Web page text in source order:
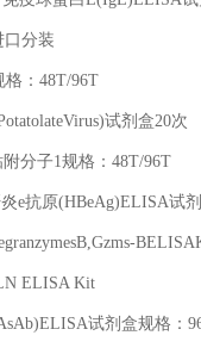
口分装
格： 48T/96T
试剂盒20次
附分子1规格： 48T/96T
e抗原(HBeAg)ELISA试
ELISA Kit
试剂盒规格：